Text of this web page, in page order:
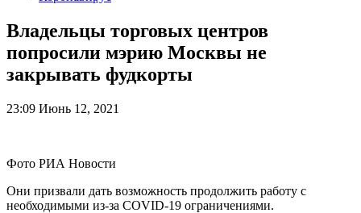
Владельцы торговых центров
попросили мэрию Москвы не
закрывать фудкорты
23:09 Июнь 12, 2021
Фото РИА Новости
Они призвали дать возможность продолжить работу с
необходимыми из-за COVID-19 ограничениями.